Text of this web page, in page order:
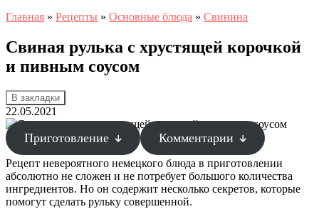
Главная » Рецепты » Основные блюда » Свинина
Свиная рулька с хрустящей корочкой
и пивным соусом
В закладки
22.05.2021
Приготовление Комментарии
Рецепт невероятного немецкого блюда в приготовлении
абсолютно не сложен и не потребует большого количества
ингредиентов. Но он содержит несколько секретов, которые
помогут сделать рульку совершенной.